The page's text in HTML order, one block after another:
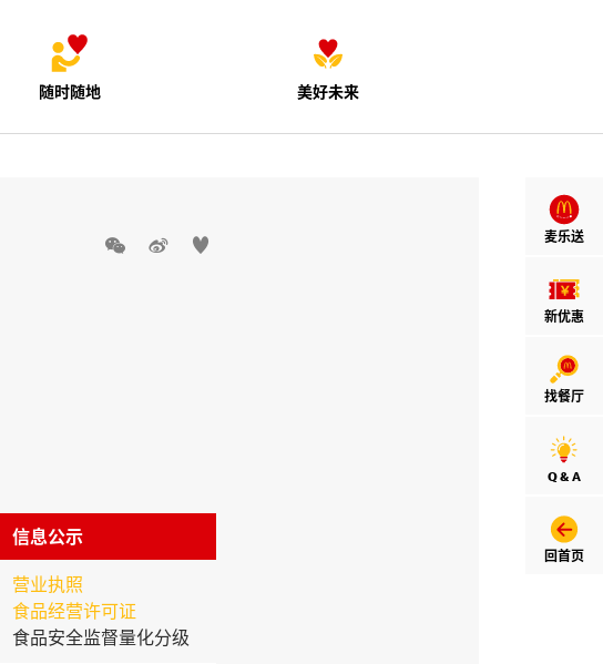
随时随地 美好未来
麦乐送
新优惠
找餐厅
Q & A
回首页
  
信息公示
营业执照
食品经营许可证
食品安全监督量化分级